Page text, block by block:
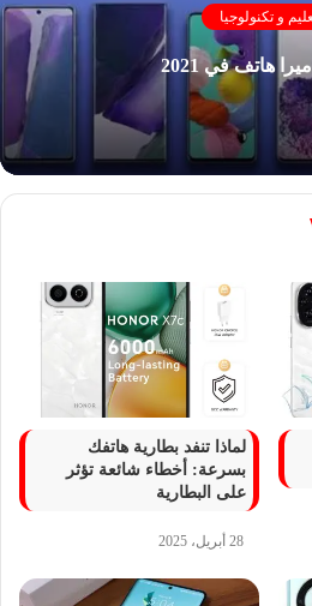
و تكنولوجيا
هاتف في 2021
لماذا تنفد بطارية هاتفك
بسرعة: أخطاء شائعة تؤثر
على البطارية
28 أبريل، 2025